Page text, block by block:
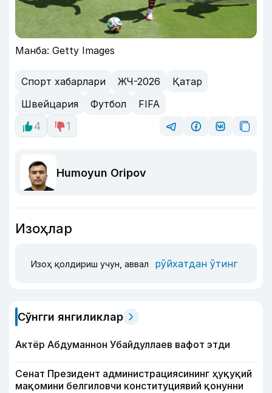
Манба: Getty Images
Спорт хабарлари ЖЧ-2026
Қатар
Швейцария
Футбол
FIFA
4
1
Humoyun Oripov
Изоҳлар
Изоҳ қолдириш учун, аввал рўйхатдан ўтинг
Сўнгги янгиликлар
Актёр Абду­маннон Убайдуллаев вафот этди
Сенат Президент администрациясининг ҳуқуқий
мақомини белгиловчи конституциявий қонунни